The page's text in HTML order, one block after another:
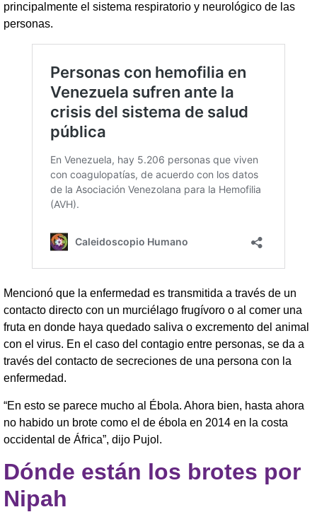
principalmente el sistema respiratorio y neurológico de las
personas.
Mencionó que la enfermedad es transmitida a través de un
contacto directo con un murciélago frugívoro o al comer una
fruta en donde haya quedado saliva o excremento del animal
con el virus. En el caso del contagio entre personas, se da a
través del contacto de secreciones de una persona con la
enfermedad.
“En esto se parece mucho al Ébola. Ahora bien, hasta ahora
no habido un brote como el de ébola en 2014 en la costa
occidental de África”, dijo Pujol.
Dónde están los brotes por
Nipah